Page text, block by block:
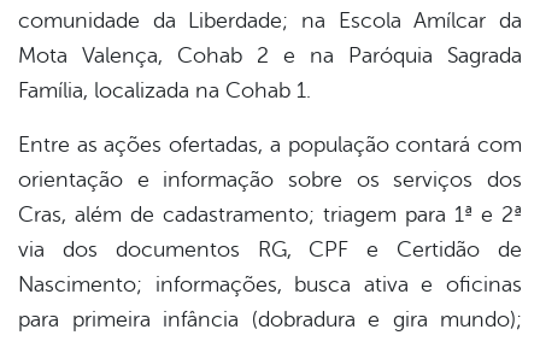
comunidade da Liberdade; na Escola Amílcar da
Mota Valença, Cohab 2 e na Paróquia Sagrada
Família, localizada na Cohab 1.
Entre as ações ofertadas, a população contará com
orientação e informação sobre os serviços dos
Cras, além de cadastramento; triagem para 1ª e 2ª
via dos documentos RG, CPF e Certidão de
Nascimento; informações, busca ativa e oficinas
para primeira infância (dobradura e gira mundo);